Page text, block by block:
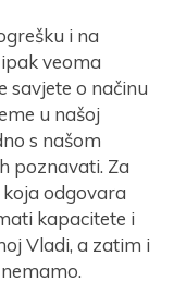
i na
veoma
savjete o načinu
u našoj
s našom
poznavati. Za
odgovara
kapacitete i
Vladi, a zatim i